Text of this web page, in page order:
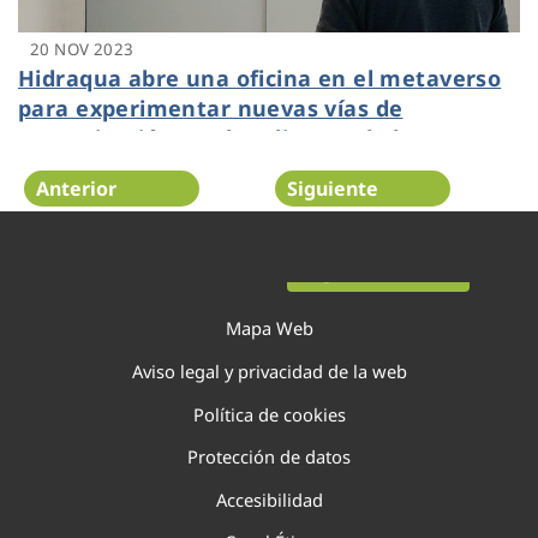
20 NOV 2023
Hidraqua abre una oficina en el metaverso
para experimentar nuevas vías de
comunicación con los clientes de la
Comunitat Valenciana
Anterior Siguiente
Mapa Web
Aviso legal y privacidad de la web
Política de cookies
Protección de datos
Accesibilidad